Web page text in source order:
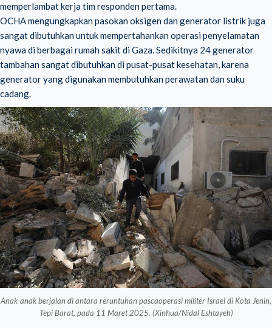
memperlambat kerja tim responden pertama.
OCHA mengungkapkan pasokan oksigen dan generator listrik juga
sangat dibutuhkan untuk mempertahankan operasi penyelamatan
nyawa di berbagai rumah sakit di Gaza. Sedikitnya 24 generator
tambahan sangat dibutuhkan di pusat-pusat kesehatan, karena
generator yang digunakan membutuhkan perawatan dan suku
cadang.
Anak-anak berjalan di antara reruntuhan pascaoperasi militer Israel di Kota Jenin,
Tepi Barat, pada 11 Maret 2025. (Xinhua/Nidal Eshtayeh)